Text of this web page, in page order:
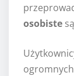
osobiste